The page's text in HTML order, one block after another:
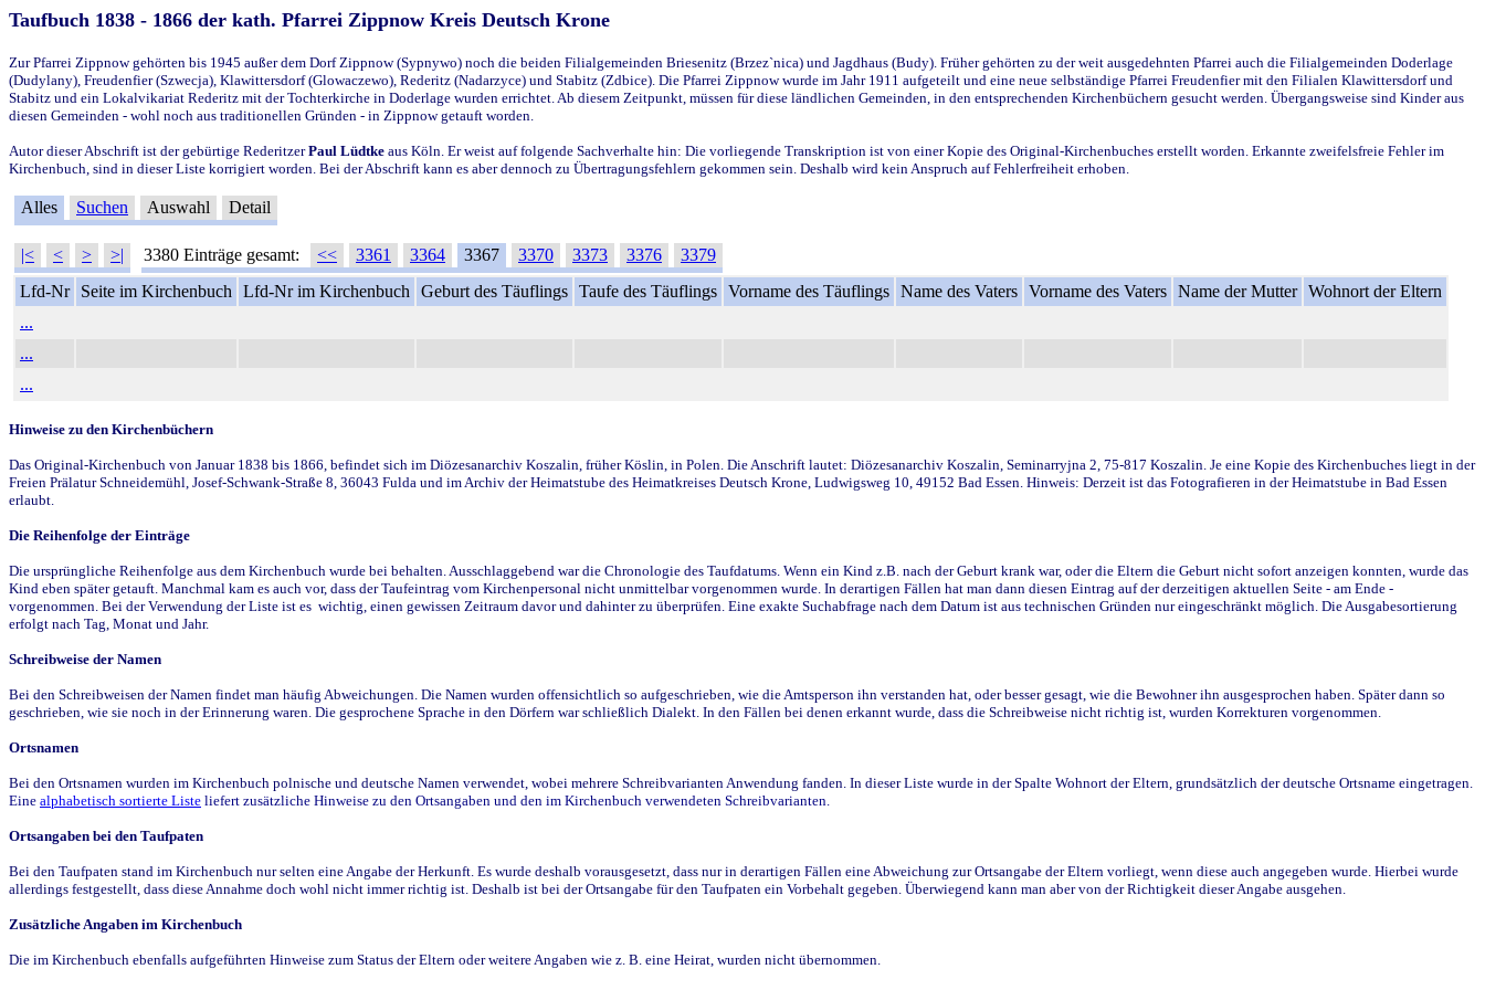
Taufbuch 1838 - 1866 der kath. Pfarrei Zippnow Kreis Deutsch Krone
Zur Pfarrei Zippnow gehörten bis 1945 außer dem Dorf Zippnow (Sypnywo) noch die beiden Filialgemeinden Briesenitz (Brzez`nica) und Jagdhaus (Budy). Früher gehörten zu der weit ausgedehnten Pfarrei auch die Filialgemeinden Doderlage
(Dudylany), Freudenfier (Szwecja), Klawittersdorf (Glowaczewo), Rederitz (Nadarzyce) und Stabitz (Zdbice). Die Pfarrei Zippnow wurde im Jahr 1911 aufgeteilt und eine neue selbständige Pfarrei Freudenfier mit den Filialen Klawittersdorf und
Stabitz und ein Lokalvikariat Rederitz mit der Tochterkirche in Doderlage wurden errichtet. Ab diesem Zeitpunkt, müssen für diese ländlichen Gemeinden, in den entsprechenden Kirchenbüchern gesucht werden. Übergangsweise sind Kinder aus
diesen Gemeinden - wohl noch aus traditionellen Gründen - in Zippnow getauft worden.
Autor dieser Abschrift ist der gebürtige RederitzerPaul Lüdtke aus Köln. Er weist auf folgende Sachverhalte hin: Die vorliegende Transkription ist von einer Kopie des Original-Kirchenbuches erstellt worden. Erkannte zweifelsfreie Fehler im
Kirchenbuch, sind in dieser Liste korrigiert worden. Bei der Abschrift kann es aber dennoch zu Übertragungsfehlern gekommen sein. Deshalb wird kein Anspruch auf Fehlerfreiheit erhoben.
Alles Suchen Auswahl Detail
|< < > >| 3380 Einträge gesamt: << 3361 3364 3367 3370 3373 3376
3379
Lfd-Nr
Seite im Kirchenbuch Lfd-Nr im Kirchenbuch Geburt des Täuflings Taufe des Täuflings Vorname des Täuflings Name des Vaters Vorname des Vaters Name der Mutter Wohnort der Eltern
...
...
...
Hinweise zu den Kirchenbüchern
Das Original-Kirchenbuch von Januar 1838 bis 1866, befindet sich im Diözesanarchiv Koszalin, früher Köslin, in Polen. Die Anschrift lautet: Diözesanarchiv Koszalin, Seminarryjna 2, 75-817 Koszalin. Je eine Kopie des Kirchenbuches liegt in der
Freien Prälatur Schneidemühl, Josef-Schwank-Straße 8, 36043 Fulda und im Archiv der Heimatstube des Heimatkreises Deutsch Krone, Ludwigsweg 10, 49152 Bad Essen. Hinweis: Derzeit ist das Fotografieren in der Heimatstube in Bad Essen
erlaubt.
Die Reihenfolge der Einträge
Die ursprüngliche Reihenfolge aus dem Kirchenbuch wurde bei behalten. Ausschlaggebend war die Chronologie des Taufdatums. Wenn ein Kind z.B. nach der Geburt krank war, oder die Eltern die Geburt nicht sofort anzeigen konnten, wurde das
Kind eben später getauft. Manchmal kam es auch vor, dass der Taufeintrag vom Kirchenpersonal nicht unmittelbar vorgenommen wurde. In derartigen Fällen hat man dann diesen Eintrag auf der derzeitigen aktuellen Seite - am Ende -
vorgenommen. Bei der Verwendung der Liste ist es wichtig, einen gewissen Zeitraum davor und dahinter zu überprüfen. Eine exakte Suchabfrage nach dem Datum ist aus technischen Gründen nur eingeschränkt möglich. Die Ausgabesortierung
erfolgt nach Tag, Monat und Jahr.
Schreibweise der Namen
Bei den Schreibweisen der Namen findet man häufig Abweichungen. Die Namen wurden offensichtlich so aufgeschrieben, wie die Amtsperson ihn verstanden hat, oder besser gesagt, wie die Bewohner ihn ausgesprochen haben. Später dann so
geschrieben, wie sie noch in der Erinnerung waren. Die gesprochene Sprache in den Dörfern war schließlich Dialekt. In den Fällen bei denen erkannt wurde, dass die Schreibweise nicht richtig ist, wurden Korrekturen vorgenommen.
Ortsnamen
Bei den Ortsnamen wurden im Kirchenbuch polnische und deutsche Namen verwendet, wobei mehrere Schreibvarianten Anwendung fanden. In dieser Liste wurde in der Spalte Wohnort der Eltern, grundsätzlich der deutsche Ortsname eingetragen.
Eine alphabetisch sortierte Liste liefert zusätzliche Hinweise zu den Ortsangaben und den im Kirchenbuch verwendeten Schreibvarianten.
Ortsangaben bei den Taufpaten
Bei den Taufpaten stand im Kirchenbuch nur selten eine Angabe der Herkunft. Es wurde deshalb vorausgesetzt, dass nur in derartigen Fällen eine Abweichung zur Ortsangabe der Eltern vorliegt, wenn diese auch angegeben wurde. Hierbei wurde
allerdings festgestellt, dass diese Annahme doch wohl nicht immer richtig ist. Deshalb ist bei der Ortsangabe für den Taufpaten ein Vorbehalt gegeben. Überwiegend kann man aber von der Richtigkeit dieser Angabe ausgehen.
Zusätzliche Angaben im Kirchenbuch
Die im Kirchenbuch ebenfalls aufgeführten Hinweise zum Status der Eltern oder weitere Angaben wie z. B. eine Heirat, wurden nicht übernommen.